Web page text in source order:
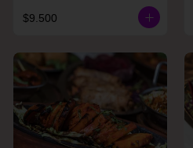
$9.500